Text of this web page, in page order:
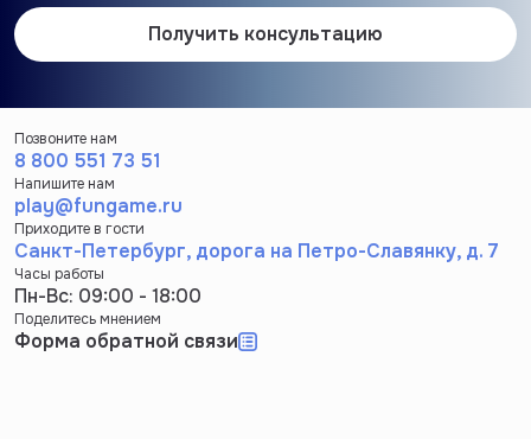
Получить консультацию
Позвоните нам
8 800 551 73 51
Напишите нам
play@fungame.ru
Приходите в гости
Санкт-Петербург, дорога на Петро-Славянку, д. 7
Часы работы
Пн-Вс: 09:00 - 18:00
Поделитесь мнением
Форма обратной связи